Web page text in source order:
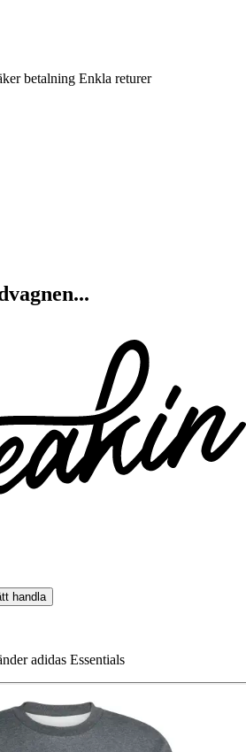
betalning Enkla returer
handla
adidas Essentials